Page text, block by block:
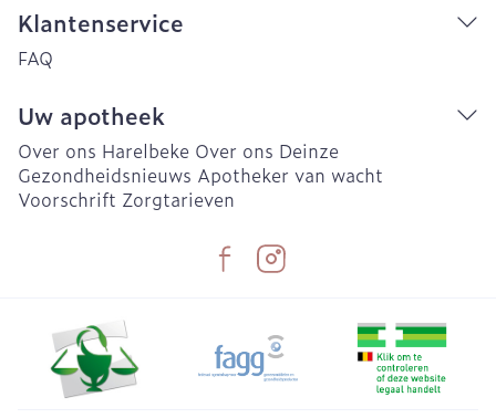
Klantenservice
FAQ
Uw apotheek
Over ons Harelbeke Over ons Deinze
Gezondheidsnieuws Apotheker van wacht
Voorschrift Zorgtarieven